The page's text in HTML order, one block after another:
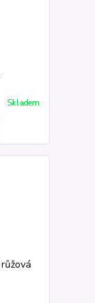
Skladem